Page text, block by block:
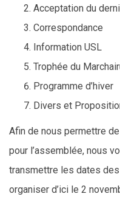
Acceptation du
Correspondance
Information USL
Trophée du
Programme d’hiver
Divers et
Afin de nous permettre
pour l’assemblée, nous
transmettre les dates
organiser d’ici le 2